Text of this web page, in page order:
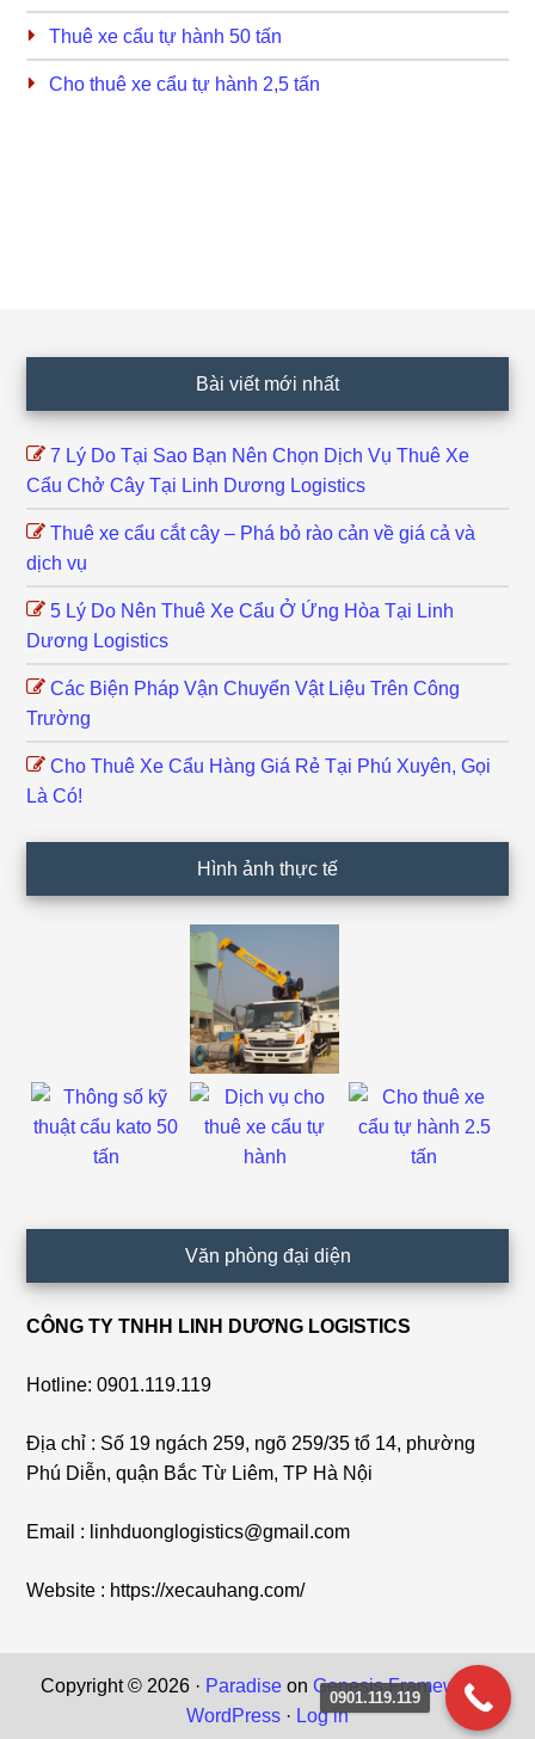
Thuê xe cẩu tự hành 50 tấn
Cho thuê xe cẩu tự hành 2,5 tấn
Bài viết mới nhất
7 Lý Do Tại Sao Bạn Nên Chọn Dịch Vụ Thuê Xe
Cẩu Chở Cây Tại Linh Dương Logistics
Thuê xe cẩu cắt cây – Phá bỏ rào cản về giá cả và
dịch vụ
5 Lý Do Nên Thuê Xe Cẩu Ở Ứng Hòa Tại Linh
Dương Logistics
Các Biện Pháp Vận Chuyển Vật Liệu Trên Công
Trường
Cho Thuê Xe Cẩu Hàng Giá Rẻ Tại Phú Xuyên, Gọi
Là Có!
Hình ảnh thực tế
Văn phòng đại diện
CÔNG TY TNHH LINH DƯƠNG LOGISTICS
Hotline: 0901.119.119
Địa chỉ : Số 19 ngách 259, ngõ 259/35 tổ 14, phường
Phú Diễn, quận Bắc Từ Liêm, TP Hà Nội
Email : linhduonglogistics@gmail.com
Website : https://xecauhang.com/
Copyright © 2026 · Paradise on Genesis Framework
WordPress · Log in
0901.119.119